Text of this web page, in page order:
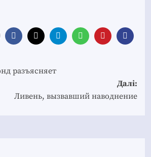
разъясняет
Далі:
Ливень, вызвавший наводнение